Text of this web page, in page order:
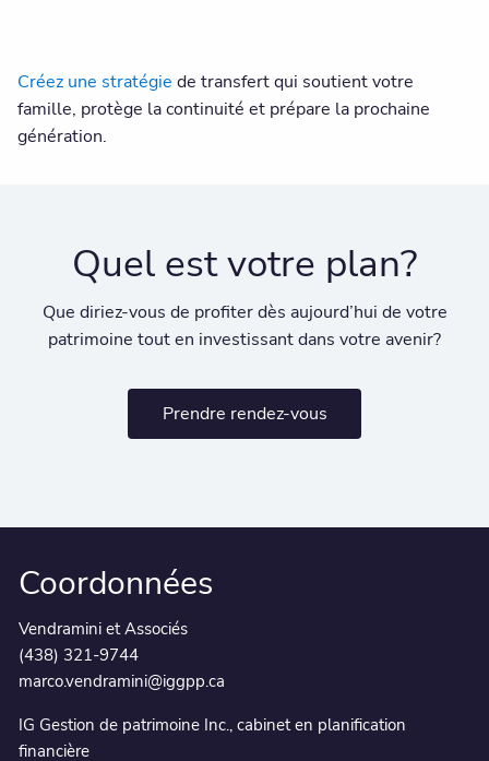
Créez une stratégie de transfert qui soutient votre
famille, protège la continuité et prépare la prochaine
génération.
Quel est votre plan?
Que diriez-vous de profiter dès aujourd’hui de votre
patrimoine tout en investissant dans votre avenir?
Prendre rendez-vous
Coordonnées
Vendramini et Associés
(438) 321-9744
marco.vendramini@iggpp.ca
IG Gestion de patrimoine Inc., cabinet en planification
financière